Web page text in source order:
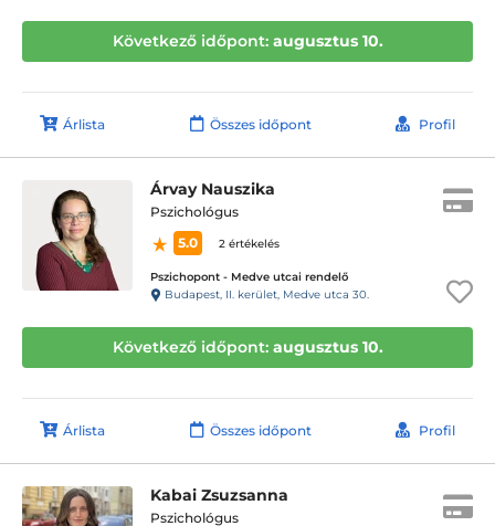
Következő időpont: augusztus 10.
Árlista Összes időpont Profil
Árvay Nauszika
Pszichológus
5.0
2 értékelés
Pszichopont - Medve utcai rendelő
Budapest, II. kerület, Medve utca 30.
Következő időpont: augusztus 10.
Árlista Összes időpont Profil
Kabai Zsuzsanna
Pszichológus